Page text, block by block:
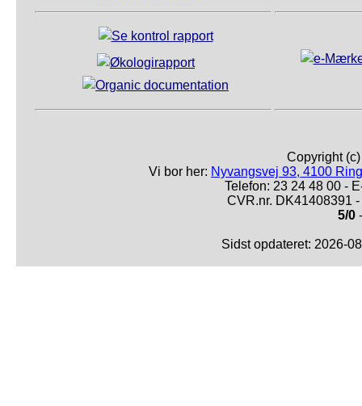
Copyright
Vi bor her: Nyvangsvej 93, 4100
Telefon: 23 24 48 00 -
CVR.nr. DK41408391
5/0
Sidst opdateret: 2026-